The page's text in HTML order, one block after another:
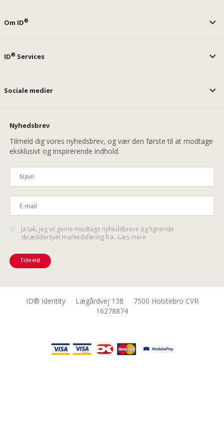
Om ID®
ID® Services
Sociale medier
Nyhedsbrev
Tilmeld dig vores nyhedsbrev, og vær den første til at modtage
eksklusivt og inspirerende indhold.
Ja tak, jeg vil gerne modtage nyhedsbreve og lignende
skræddersyet markedsføring fra...Læs mere
Tilmeld
ID® Identity Lægårdvej 138 7500 Holstebro CVR
16278874